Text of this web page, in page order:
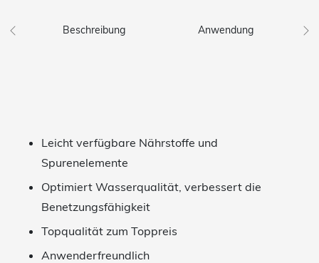
Beschreibung Anwendung
Leicht verfügbare Nährstoffe und
Spurenelemente
Optimiert Wasserqualität, verbessert die
Benetzungsfähigkeit
Topqualität zum Toppreis
Anwenderfreundlich